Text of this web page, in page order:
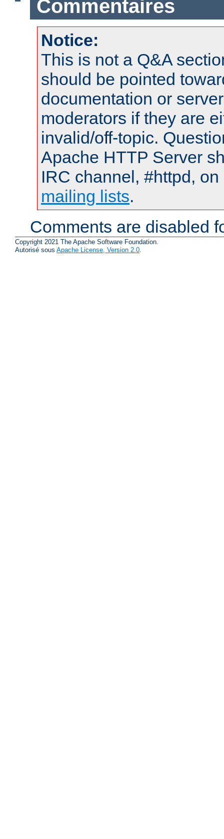
Commentaires
Notice:
This is not a Q&A
should be pointed
documentation or
moderators if they are
invalid/off-topic.
Apache HTTP Server
IRC channel, #httpd,
mailing lists.
Comments are disabled
Copyright 2021 The Apache Software Foundation.
Autorisé sous Apache License, Version 2.0.